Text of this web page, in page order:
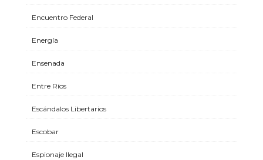
Encuentro Federal
Energía
Ensenada
Entre Ríos
Escándalos Libertarios
Escobar
Espionaje Ilegal